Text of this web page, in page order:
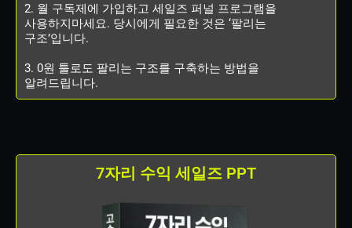
2. 월 구독제에 가입하고 세일즈 퍼널 프로그램을
사용하지마세요. 당시에게 필요한 것은 ‘팔리는
구조’입니다.
3. 0원 툴로도 팔리는 구조를 구축하는 방법을
알려드립니다.
7자리 수익 세일즈 PPT